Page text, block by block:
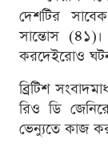
দেশটির
সান্তোস
করদেইরোও
ব্রিটিশ
রিও ডি
ভেন্যুতে কাজ